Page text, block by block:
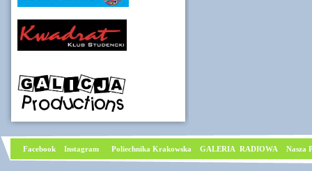
Facebook Instagram Poliechnika Krakowska GALERIA RADIOWA Nasza